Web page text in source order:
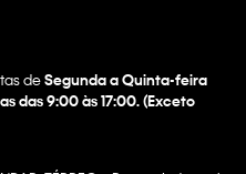
deSegunda a Quinta-feira
das 9:00 às 17:00. (Exceto